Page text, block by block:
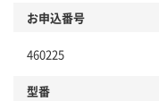
お申込番号
460225
型番